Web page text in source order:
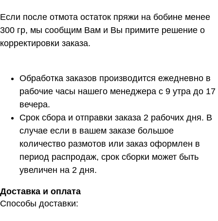
Если после отмота остаток пряжи на бобине менее
300 гр, мы сообщим Вам и Вы примите решение о
корректировки заказа.
Обработка заказов производится ежедневно в
рабочие часы нашего менеджера с 9 утра до 17
вечера.
Срок сбора и отправки заказа 2 рабочих дня. В
случае если в вашем заказе большое
количество размотов или заказ оформлен в
период распродаж, срок сборки может быть
увеличен на 2 дня.
Доставка и оплата
Способы доставки: